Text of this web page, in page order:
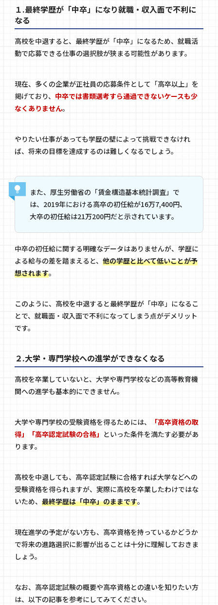
１.最終学歴が「中卒」になり就職・収入面で不利に
なる
高校を中退すると、最終学歴が「中卒」になるため、就職活
動で応募できる仕事の選択肢が狭まる可能性があります。
現在、多くの企業が正社員の応募条件として「高卒以上」を
掲げており、 中卒では書類選考すら通過できないケースも少
なくありません。
やりたい仕事があっても学歴の壁によって挑戦できなけれ
ば、将来の目標を達成するのは難しくなるでしょう。
また、厚生労働省の「賃金構造基本統計調査」で
は、2019年における高卒の初任給が16万7,400円、
大卒の初任給は21万200円だと示されています。
中卒の初任給に関する明確なデータはありませんが、学歴に
よる給与の差を踏まえると、 他の学歴と比べて低いことが予
想されます。
このように、高校を中退すると最終学歴が「中卒」になるこ
とで、就職面・収入面で不利になってしまう点がデメリット
です。
２.大学・専門学校への進学ができなくなる
高校を卒業していないと、大学や専門学校などの高等教育機
関への進学も基本的にできません。
大学や専門学校の受験資格を得るためには、
「高卒資格の取
得」「高卒認定試験の合格」 といった条件を満たす必要があ
ります。
高校を中退しても、高卒認定試験に合格すれば大学などへの
受験資格を得られますが、実際に高校を卒業したわけではな
いため、 最終学歴は「中卒」のままです。
現在進学の予定がない方も、高卒資格を持っているかどうか
で将来の進路選択に影響が出ることは十分に理解しておきま
しょう。
なお、高卒認定試験の概要や高卒資格との違いを知りたい方
は、以下の記事を参考にしてみてください。